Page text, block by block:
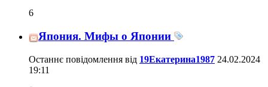
6
Япония. Мифы о Японии
Останнє повідомлення від 19Екатерина1987 24.02.2024
19:11